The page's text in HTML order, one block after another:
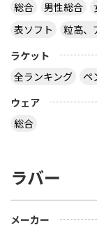
総合
男性総合
表ソフト
粒高、
ラケット
全ランキング
ペ
ウェア
総合
ラバー
メーカー